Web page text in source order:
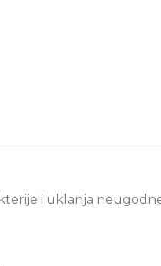
i uklanja